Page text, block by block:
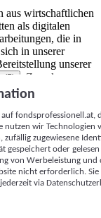
aus wirtschaftlichen
als digitalen
die in
in unserer
unserer
(5)
. Zwecke:
Werbeleistung
(z. B. login-
mit anderen
usw.) auf
werden, um es
einer Webseite
hier aufgeführten
nutzen wir Technologien
zufällig zugewiesene
gespeichert oder
von Werbeleistung
nicht erforderlich.
via